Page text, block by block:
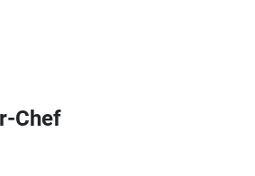
Chef